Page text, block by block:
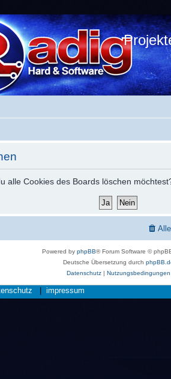
alle Cookies des Boards löschen
Powered byphpBB® Forum Software ©
Deutsche Übersetzung durch
Datenschutz| Nutzungsbedingungen
impressum